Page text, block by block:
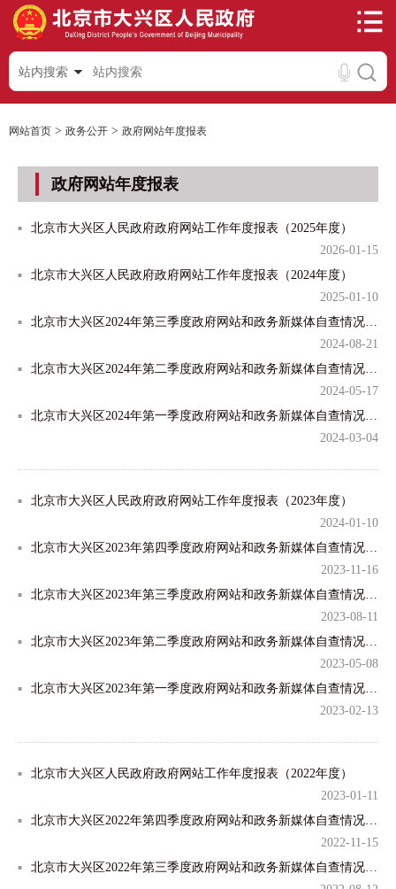
站内搜索
网站首页 > 政务公开 > 政府网站年度报表
政府网站年度报表
北京市大兴区人民政府政府网站工作年度报表（2025年度）
2026-01-15
北京市大兴区人民政府政府网站工作年度报表（2024年度）
2025-01-10
北京市大兴区2024年第三季度政府网站和政务新媒体自查情况通报
2024-08-21
北京市大兴区2024年第二季度政府网站和政务新媒体自查情况通报
2024-05-17
北京市大兴区2024年第一季度政府网站和政务新媒体自查情况通报
2024-03-04
北京市大兴区人民政府政府网站工作年度报表（2023年度）
2024-01-10
北京市大兴区2023年第四季度政府网站和政务新媒体自查情况通报
2023-11-16
北京市大兴区2023年第三季度政府网站和政务新媒体自查情况通报
2023-08-11
北京市大兴区2023年第二季度政府网站和政务新媒体自查情况通报
2023-05-08
北京市大兴区2023年第一季度政府网站和政务新媒体自查情况的报告
2023-02-13
北京市大兴区人民政府政府网站工作年度报表（2022年度）
2023-01-11
北京市大兴区2022年第四季度政府网站和政务新媒体自查情况通报
2022-11-15
北京市大兴区2022年第三季度政府网站和政务新媒体自查情况通报